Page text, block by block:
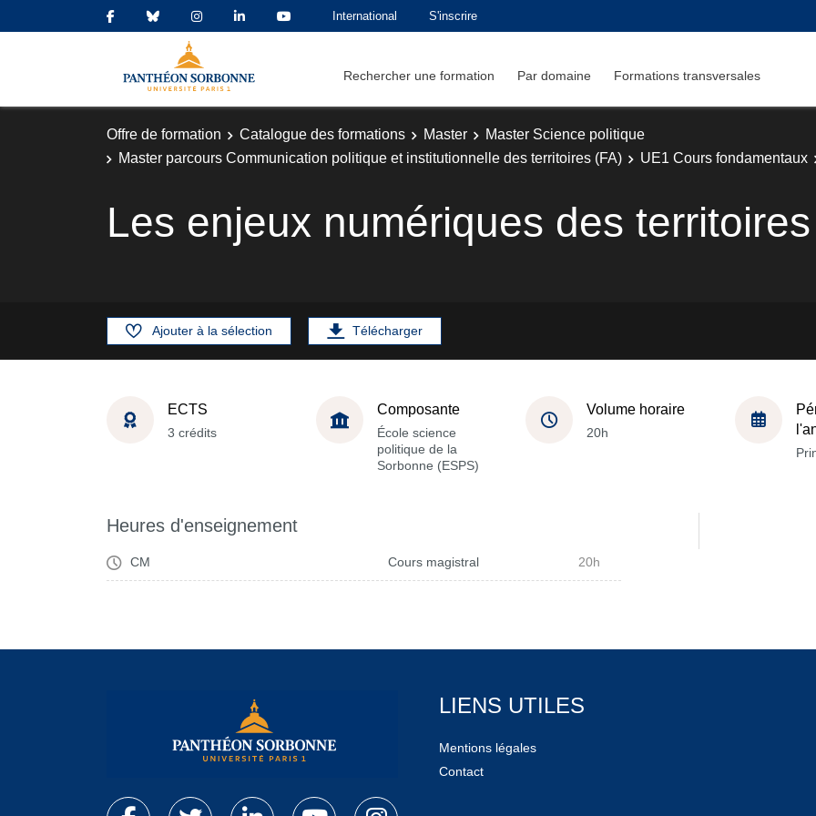
International S'inscrire
Rechercher une formation Par domaine Formations transversales
Offre de formation Catalogue des formations Master
Master Science politique
Master parcours Communication politique et institutionnelle des territoires (FA)
UE1 Cours fondamentaux
Les enjeux numériques des territoires
Ajouter à la sélection Télécharger
ECTS
3 crédits
Composante
École science
politique de la
Sorbonne (ESPS)
Volume horaire
20h
Heures d'enseignement
CM Cours magistral 20h
LIENS UTILES
Mentions légales
Contact